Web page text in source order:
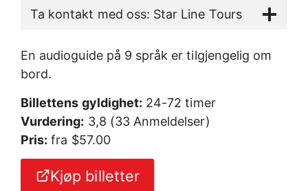
Ta kontakt med oss: Star Line Tours
En audioguide på 9 språk er tilgjengelig om
bord.
Billettens gyldighet: 24-72 timer
Vurdering: 3,8 (33 Anmeldelser)
Pris: fra $57.00
Kjøp billetter